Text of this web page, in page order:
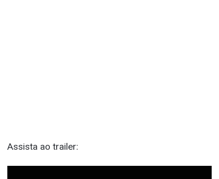
Assista ao trailer: